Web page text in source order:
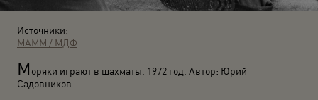
Источники:
МАММ / МДФ
М оряки играют в шахматы. 1972 год. Автор: Юрий
Садовников.